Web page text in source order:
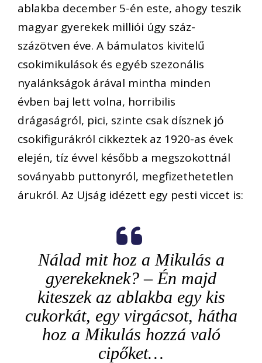
ablakba december 5-én este, ahogy teszik
magyar gyerekek milliói úgy száz-
százötven éve. A bámulatos kivitelű
csokimikulások és egyéb szezonális
nyalánkságok árával mintha minden
évben baj lett volna, horribilis
drágaságról, pici, szinte csak dísznek jó
csokifigurákról cikkeztek az 1920-as évek
elején, tíz évvel később a megszokottnál
soványabb puttonyról, megfizethetetlen
árukról. Az Ujság idézett egy pesti viccet is:
Nálad mit hoz a Mikulás a
gyerekeknek? – Én majd
kiteszek az ablakba egy kis
cukorkát, egy virgácsot, hátha
hoz a Mikulás hozzá való
cipőket…